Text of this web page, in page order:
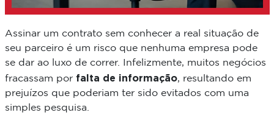
Assinar um contrato sem conhecer a real situação de
seu parceiro é um risco que nenhuma empresa pode
se dar ao luxo de correr. Infelizmente, muitos negócios
fracassam porfalta de informação, resultando em
prejuízos que poderiam ter sido evitados com uma
simples pesquisa.